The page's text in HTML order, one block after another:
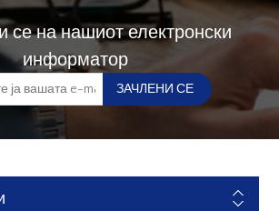
се на нашиот електронски
информатор